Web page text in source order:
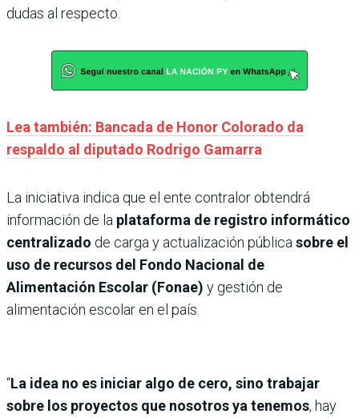
dudas al respecto.
Lea también: Bancada de Honor Colorado da
respaldo al diputado Rodrigo Gamarra
La iniciativa indica que el ente contralor obtendrá
información de la plataforma de registro informático
centralizado de carga y actualización pública sobre el
uso de recursos del Fondo Nacional de
Alimentación Escolar (Fonae) y gestión de
alimentación escolar en el país.
“La idea no es iniciar algo de cero, sino trabajar
sobre los proyectos que nosotros ya tenemos, hay